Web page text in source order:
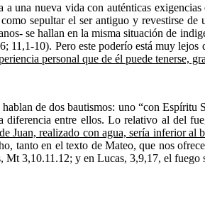
a una nueva vida con auténticas
sepultar el ser antiguo y revestirse
se hallan en la misma situación de
11,1-10). Pero este poderío está muy
personal que de él puede tenerse,
de dos bautismos: uno “con
entre ellos. Lo relativo al del
Juan, realizado con agua, sería inferior al
tanto en el texto de Mateo, que nos
Mt 3,10.11.12; y en Lucas, 3,9,17, el